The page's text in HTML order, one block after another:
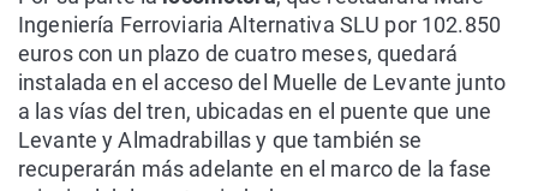
Ingeniería Ferroviaria Alternativa SLU por 102.850
euros con un plazo de cuatro meses, quedará
instalada en el acceso del Muelle de Levante junto
a las vías del tren, ubicadas en el puente que une
Levante y Almadrabillas y que también se
recuperarán más adelante en el marco de la fase